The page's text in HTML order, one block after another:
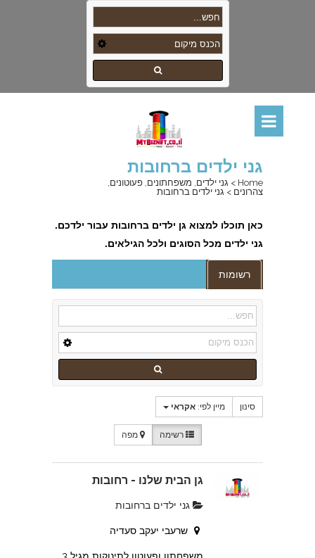
גני ילדים ברחובות
Home
> גני ילדים, משפחתונים, פעוטונים,
צהרונים > גני ילדים ברחובות
כאן תוכלו למצוא גן ילדים ברחובות עבור ילדכם.
גני ילדים מכל הסוגים ולכל הגילאים.
רשומות
סינון מיין לפי: אקראי
רשימה מפה
גן הבית שלנו - רחובות
גני ילדים ברחובות
שרעבי יעקב סעדיה